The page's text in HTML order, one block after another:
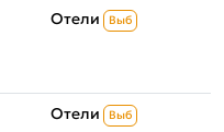
Отели Выб
Отели Выб